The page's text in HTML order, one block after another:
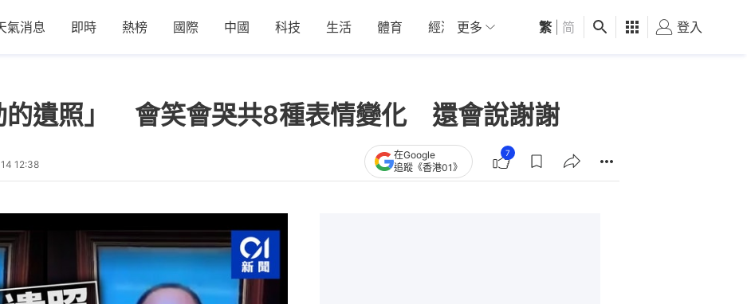
氣消息 即時 熱榜 國際 中國 科技 生活 體育 經濟 01深圳 觀點 健康 好食玩飛
更多 繁 简 登入
的遺照」 會笑會哭共8種表情變化 還會說謝謝
12:38
在Google
追蹤《香港01》
7